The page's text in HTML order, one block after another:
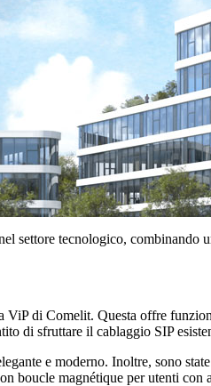
settore tecnologico, combinando
ViP di Comelit. Questa offre
di sfruttare il cablaggio SIP
e moderno. Inoltre, sono
boucle magnétique per utenti con